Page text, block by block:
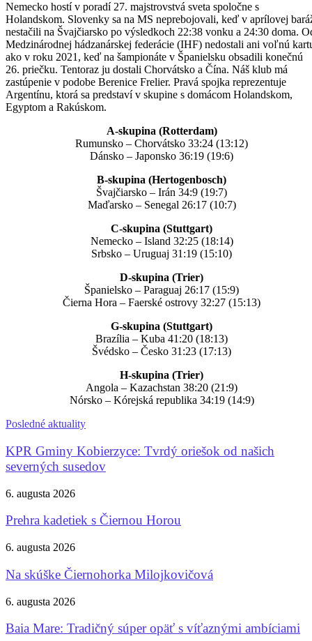
Nemecko hostí v poradí 27. majstrovstvá sveta spoločne s
Holandskom. Slovenky sa na MS neprebojovali, keď v aprílovej
nestačili na Švajčiarsko po výsledkoch 22:38 vonku a 24:30 doma.
Medzinárodnej hádzanárskej federácie (IHF) nedostali ani voľnú
ako v roku 2021, keď na šampionáte v Španielsku obsadili konečnú
26. priečku. Tentoraz ju dostali Chorvátsko a Čína. Náš klub má
zastúpenie v podobe Berenice Frelier. Pravá spojka reprezentuje
Argentínu, ktorá sa predstaví v skupine s domácom Holandskom,
Egyptom a Rakúskom.
A-skupina (Rotterdam)
Rumunsko – Chorvátsko 33:24 (13:12)
Dánsko – Japonsko 36:19 (19:6)
B-skupina (Hertogenbosch)
Švajčiarsko – Irán 34:9 (19:7)
Maďarsko – Senegal 26:17 (10:7)
C-skupina (Stuttgart)
Nemecko – Island 32:25 (18:14)
Srbsko – Uruguaj 31:19 (15:10)
D-skupina (Trier)
Španielsko – Paraguaj 26:17 (15:9)
Čierna Hora – Faerské ostrovy 32:27 (15:13)
G-skupina (Stuttgart)
Brazília – Kuba 41:20 (18:13)
Švédsko – Česko 31:23 (17:13)
H-skupina (Trier)
Angola – Kazachstan 38:20 (21:9)
Nórsko – Kórejská republika 34:19 (14:9)
Posledné aktuality
KPR Gminy Kobierzyce: Tvrdý oriešok od našich
severných susedov
6. augusta 2026
Prehra kadetiek s Čiernou Horou
6. augusta 2026
Na skúške Čiernohorka Milojkovičová
6. augusta 2026
Baia Mare: Tradičný súper opäť s víťaznými ambíciami